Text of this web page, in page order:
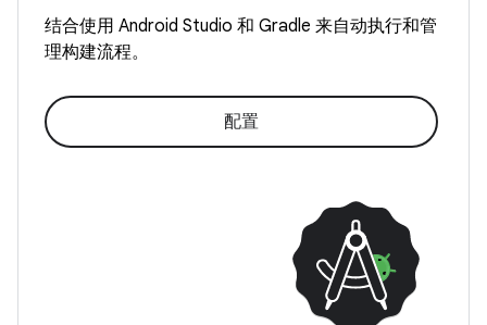
结合使用 Android Studio 和 Gradle 来自动执行和管
理构建流程。
配置